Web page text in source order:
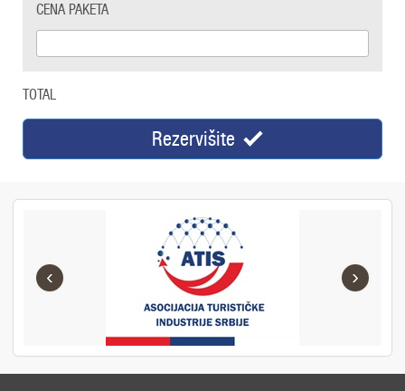
CENA PAKETA
TOTAL
Rezervišite
‹ ›